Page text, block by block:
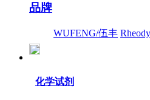
品牌
WUFENG/伍丰
化学试剂